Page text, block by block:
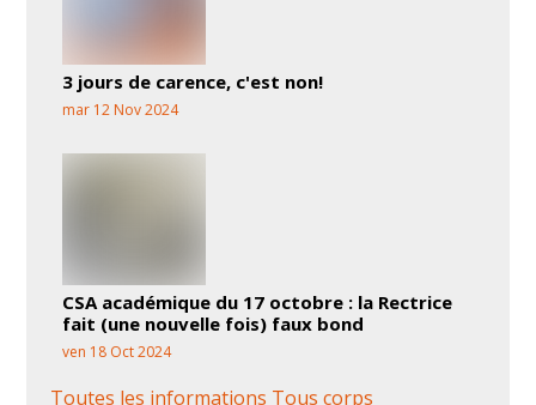
3 jours de carence, c'est non!
mar 12 Nov 2024
CSA académique du 17 octobre : la Rectrice
fait (une nouvelle fois) faux bond
ven 18 Oct 2024
Toutes les informations Tous corps